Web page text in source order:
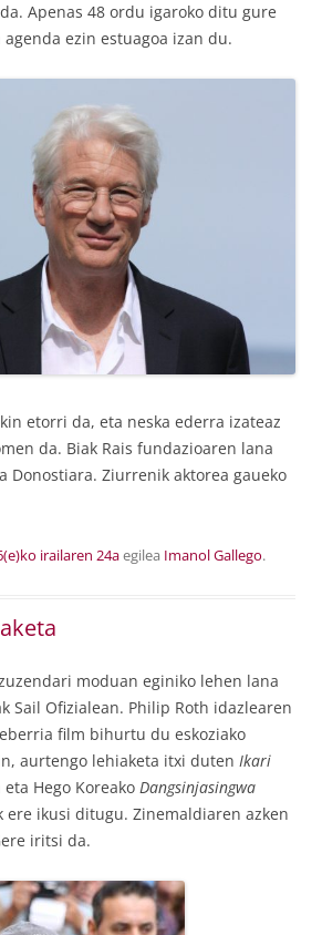
Apenas 48 ordu igaroko ditu gure
ezin estuagoa izan du.
etorri da, eta neska ederra izateaz
da. Biak Rais fundazioaren lana
Donostiara. Ziurrenik aktorea gaueko
irailaren 24aegilea Imanol Gallego.
moduan eginiko lehen lana
Sail Ofizialean. Philip Roth idazlearen
film bihurtu du eskoziako
aurtengo lehiaketa itxi duten Ikari
Hego Koreako Dangsinjasingwa
ere ikusi ditugu. Zinemaldiaren azken
iritsi da.